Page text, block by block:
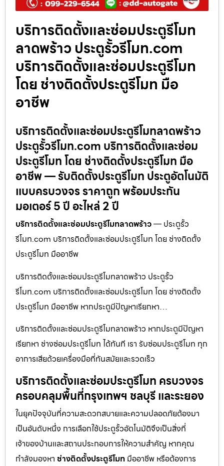
บริการติดตั้งและซ่อมประตูรีโมท
ลาดพร้าว ประตูรั้วรีโมท.com
บริการติดตั้งและซ่อมประตูรีโมท
โดย ช่างติดตั้งประตูรีโมท มือ
อาชีพ
บริการติดตั้งและซ่อมประตูรีโมทลาดพร้าว
ประตูรั้วรีโมท.com บริการติดตั้งและซ่อม
ประตูรีโมท โดย ช่างติดตั้งประตูรีโมท มือ
อาชีพ — รับติดตั้งประตูรีโมท ประตูอัตโนมัติ
แบบครบวงจร ราคาถูก พร้อมประกัน
มอเตอร์ 5 ปี อะไหล่ 2 ปี
บริการติดตั้งและซ่อมประตูรีโมทลาดพร้าว— ประตูรั้ว
รีโมท.com บริการติดตั้งและซ่อมประตูรีโมท โดย ช่างติดตั้ง
ประตูรีโมท มืออาชีพ
บริการติดตั้งและซ่อมประตูรีโมทลาดพร้าว ประตูรั้ว
รีโมท.com บริการติดตั้งและซ่อมประตูรีโมท โดย ช่างติดตั้ง
ประตูรีโมท มืออาชีพ หากประตูมีปัญหาเรียกหา…
บริการติดตั้งและซ่อมประตูรีโมทลาดพร้าว หากประตูมีปัญหา
เรียกหา ช่างซ่อมประตูรีโมท ได้ทันที เรา รับซ่อมประตูรีโมท ทุก
อาการเสียด้วยเครื่องมือที่ทันสมัยและรวดเร็ว
บริการติดตั้งและซ่อมประตูรีโมท ครบวงจร
ครอบคลุมพื้นที่กรุงเทพฯ ชลบุรี และระยอง
ในยุคปัจจุบันที่ความสะดวกสบายและความปลอดภัยต้องมา
เป็นอันดับหนึ่ง การเลือกใช้ประตูรั้วอัตโนมัติจึงเป็นสิ่งที่
เจ้าของบ้านและสถานประกอบการให้ความสำคัญ หากคุณ
กำลังมองหา ช่างติดตั้งประตูรีโมท มืออาชีพ หรือต้องการ